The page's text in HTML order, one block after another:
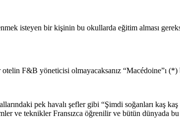
isteyen bir kişinin bu okullarda eğitim alması
F&B yöneticisi olmayacaksanız “Macédoine”ı
pek havalı şefler gibi “Şimdi soğanları kaş
ve teknikler Fransızca öğrenilir ve bütün dünyada bu